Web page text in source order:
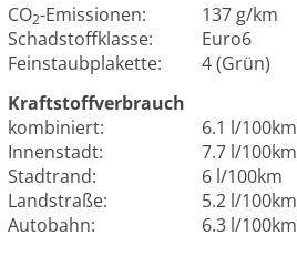
CO2-Emissionen:
137 g/km
Schadstoffklasse:
Euro6
Feinstaubplakette:
4 (Grün)
Kraftstoffverbrauch
kombiniert:
6.1 l/100km
Innenstadt:
7.7 l/100km
Stadtrand:
6 l/100km
Landstraße:
5.2 l/100km
Autobahn:
6.3 l/100km